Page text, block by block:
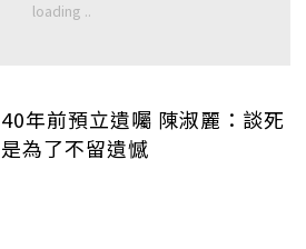
40年前預立遺囑 陳淑麗：談死
是為了不留遺憾